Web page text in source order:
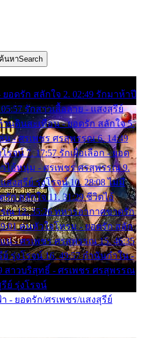
ค้นหาSearch
ยอดรัก สลักใจ 2. 02:49 รักมาห้าปี
รักสาวเสื้อลาย - แสงสุรีย์
านดินสะเทือน - ยอดรัก สลักใจ 5.
น - ศรเพชร ศรสุพรรณ 6. 14:49
รจน์ 7. 17:57 รักเผื่อเลือก - ยอด
าไอ้หนุ่ม - ศรเพชร ศรสุพรรณ 9.
สงสุรีย์ รุ่งโรจน์ 10. 28:08 ไม่มี
รัก สลักใจ 11. 31:29 ชีวิตไอ้
ณ 12. 35:26 ทหารอากาศขาดรัก
คนหัวใจโทรม - ยอดรัก สลัก
น่ - ศรเพชร ศรสุพรรณ 15. 46:35
รุ่งโรจน์ 16. 49:57 กำนันกำใน -
สาวบริสุทธิ์ - ศรเพชร ศรสุพรรณ
รีย์ รุ่งโรจน์
- ยอดรัก/ศรเพชร/แสงสุรีย์